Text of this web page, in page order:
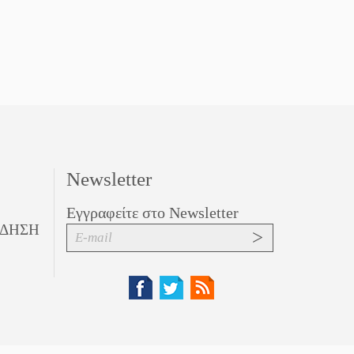
Newsletter
Εγγραφείτε στο Newsletter